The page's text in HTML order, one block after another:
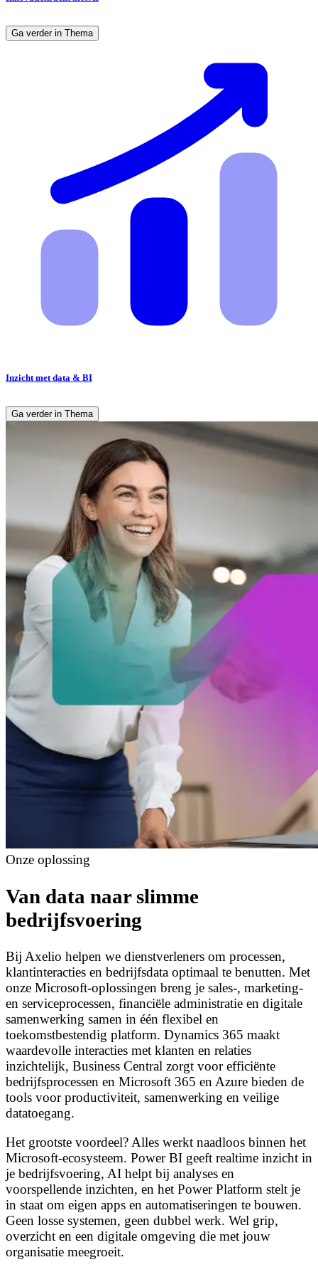
Ga verder in Thema
Inzicht met data & BI
Ga verder in Thema
Onze oplossing
Van data naar slimme
bedrijfsvoering
Bij Axelio helpen we dienstverleners om processen,
klantinteracties en bedrijfsdata optimaal te benutten. Met
onze Microsoft-oplossingen breng je sales-, marketing-
en serviceprocessen, financiële administratie en digitale
samenwerking samen in één flexibel en
toekomstbestendig platform. Dynamics 365 maakt
waardevolle interacties met klanten en relaties
inzichtelijk, Business Central zorgt voor efficiënte
bedrijfsprocessen en Microsoft 365 en Azure bieden de
tools voor productiviteit, samenwerking en veilige
datatoegang.
Het grootste voordeel? Alles werkt naadloos binnen het
Microsoft-ecosysteem. Power BI geeft realtime inzicht in
je bedrijfsvoering, AI helpt bij analyses en
voorspellende inzichten, en het Power Platform stelt je
in staat om eigen apps en automatiseringen te bouwen.
Geen losse systemen, geen dubbel werk. Wel grip,
overzicht en een digitale omgeving die met jouw
organisatie meegroeit.